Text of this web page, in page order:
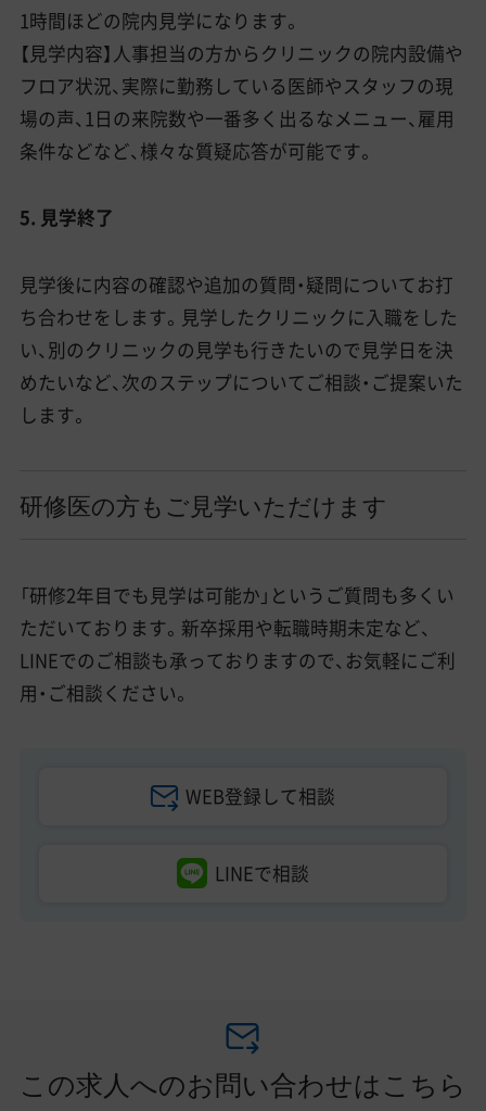
1時間ほどの院内見学になります。
【見学内容】人事担当の方からクリニックの院内設備や
フロア状況、実際に勤務している医師やスタッフの現
場の声、1日の来院数や一番多く出るなメニュー、雇用
条件などなど、様々な質疑応答が可能です。
5. 見学終了
見学後に内容の確認や追加の質問・疑問についてお打
ち合わせをします。見学したクリニックに入職をした
い、別のクリニックの見学も行きたいので見学日を決
めたいなど、次のステップについてご相談・ご提案いた
します。
研修医の方もご見学いただけます
「研修2年目でも見学は可能か」というご質問も多くい
ただいております。新卒採用や転職時期未定など、
LINEでのご相談も承っておりますので、お気軽にご利
用・ご相談ください。
WEB登録して相談
LINEで相談
この求人へのお問い合わせはこちら